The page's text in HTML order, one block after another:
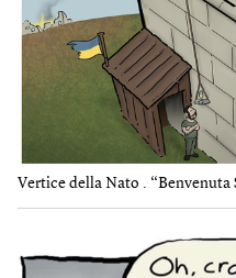
Vertice della Nato . “Benvenuta